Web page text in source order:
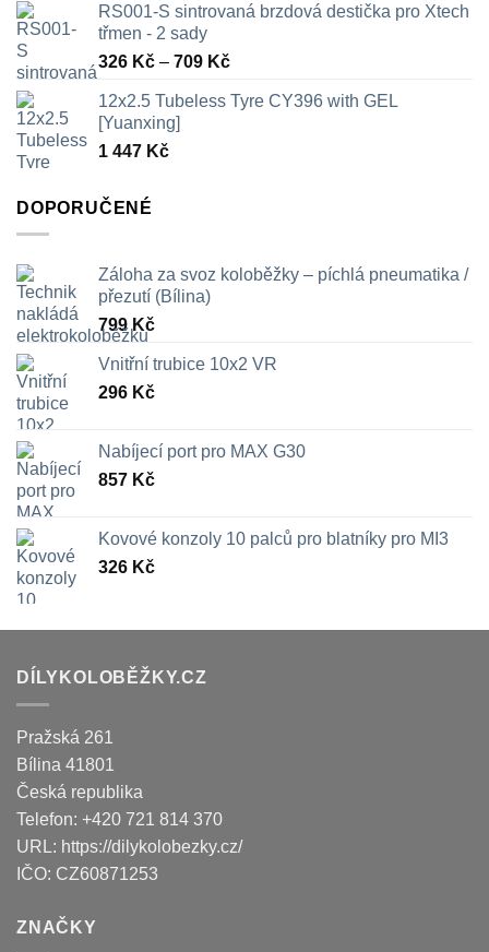
RS001-S sintrovaná brzdová destička pro Xtech
třmen - 2 sady
326 Kč – 709 KčRozpětí
326 Kč
12x2.5 Tubeless Tyre CY396 with GEL
[Yuanxing]
1 447 Kč
DOPORUČENÉ
Záloha za svoz koloběžky – píchlá pneumatika /
přezutí (Bílina)
799Kč
Vnitřní trubice 10x2 VR
296 Kč
Nabíjecí port pro MAX G30
857 Kč
Kovové konzoly 10 palců pro blatníky pro MI3
326 Kč
DÍLYKOLOBĚŽKY.CZ
Pražská 261
Bílina 41801
Česká republika
Telefon: +420 721 814 370
URL: https://dilykolobezky.cz/
IČO: CZ60871253
ZNAČKY